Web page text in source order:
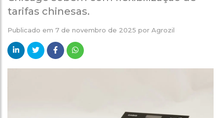
tarifas chinesas.
Publicado em 7 de novembro de 2025 por Agrozil